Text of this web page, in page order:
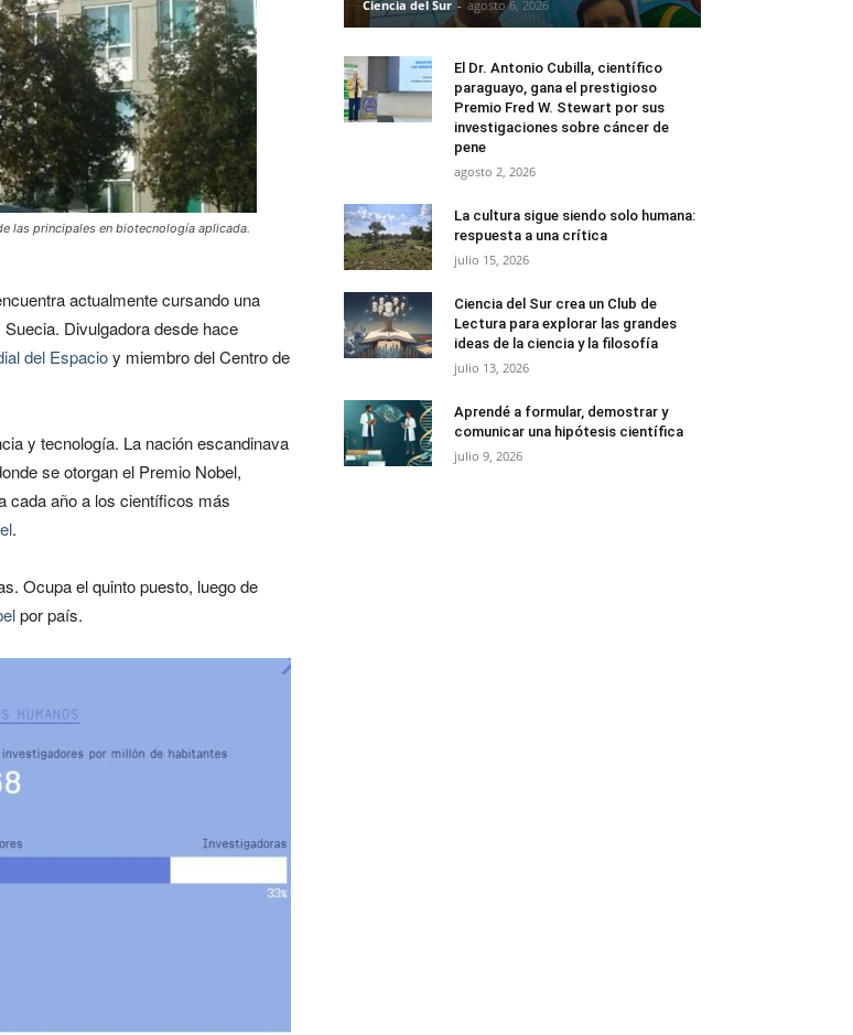
las principales en biotecnología aplicada.
actualmente cursando una
Suecia. Divulgadora desde hace
del Espacioy miembro del Centro de
y tecnología. La nación escandinava
se otorgan el Premio Nobel,
cada año a los científicos más
.
Ocupa el quinto puesto, luego de
por país.
Ciencia del Sur - agosto 6, 2026
El Dr. Antonio Cubilla, científico
paraguayo, gana el prestigioso
Premio Fred W. Stewart por sus
investigaciones sobre cáncer de
pene
agosto 2, 2026
La cultura sigue siendo solo humana:
respuesta a una crítica
julio 15, 2026
Ciencia del Sur crea un Club de
Lectura para explorar las grandes
ideas de la ciencia y la filosofía
julio 13, 2026
Aprendé a formular, demostrar y
comunicar una hipótesis científica
julio 9, 2026